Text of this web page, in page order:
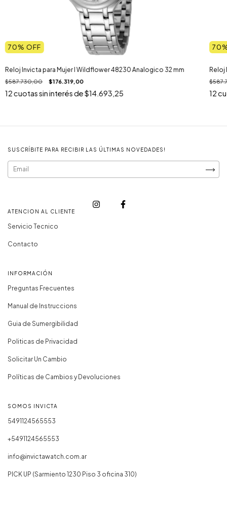
70% OFF
Reloj Invicta para Mujer I Wildflower 48230 Analogico 32 mm
$587.730,00 $176.319,00
12cuotas sin interés de$14.693,25
70
Reloj
12
SUSCRÍBITE PARA RECIBIR LAS ÚLTIMAS NOVEDADES!
ATENCION AL CLIENTE
Servicio Tecnico
Contacto
INFORMACIÓN
Preguntas Frecuentes
Manual de Instruccions
Guia de Sumergibilidad
Politicas de Privacidad
Solicitar Un Cambio
Políticas de Cambios y Devoluciones
SOMOS INVICTA
5491124565553
+5491124565553
info@invictawatch.com.ar
PICK UP (Sarmiento 1230 Piso 3 oficina 310)